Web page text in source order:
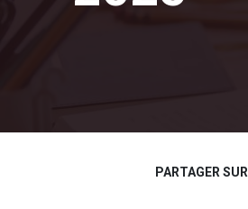
PARTAGER SUR